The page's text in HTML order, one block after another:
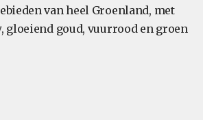
van heel Groenland, met
gloeiend goud, vuurrood en groen